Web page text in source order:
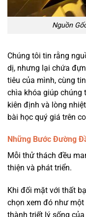
Nguồn
Chúng tôi tin rằng
dị, nhưng lại chứa
tiêu của mình, cùng
chìa khóa giúp chúng
kiên định và lòng
bài học quý giá trên
Những Bước Đường
Mỗi thử thách đều
thiện và phát triển.
Khi đối mặt với thất
chọn xem đó như
thành triết lý sống